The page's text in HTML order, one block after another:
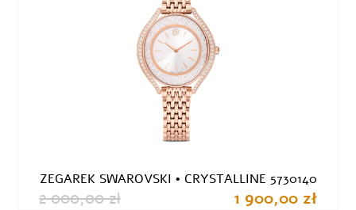
ZEGAREK SWAROVSKI • CRYSTALLINE 5730140
2 000,00 zł 1 900,00 zł